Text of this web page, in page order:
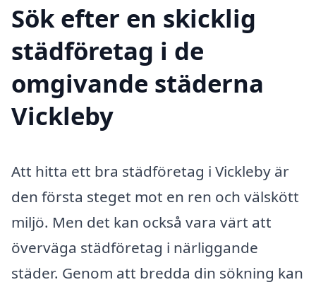
Sök efter en skicklig
städföretag i de
omgivande städerna
Vickleby
Att hitta ett bra städföretag i Vickleby är
den första steget mot en ren och välskött
miljö. Men det kan också vara värt att
överväga städföretag i närliggande
städer. Genom att bredda din sökning kan